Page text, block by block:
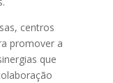
centros
promover a
que